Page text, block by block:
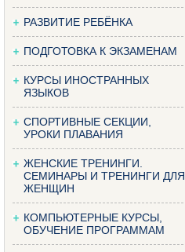
РАЗВИТИЕ РЕБЁНКА
ПОДГОТОВКА К ЭКЗАМЕНАМ
КУРСЫ ИНОСТРАННЫХ
ЯЗЫКОВ
СПОРТИВНЫЕ СЕКЦИИ,
УРОКИ ПЛАВАНИЯ
ЖЕНСКИЕ ТРЕНИНГИ.
СЕМИНАРЫ И ТРЕНИНГИ ДЛЯ
ЖЕНЩИН
КОМПЬЮТЕРНЫЕ КУРСЫ,
ОБУЧЕНИЕ ПРОГРАММАМ